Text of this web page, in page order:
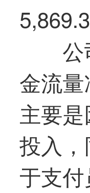
金流
主要
投入
于支